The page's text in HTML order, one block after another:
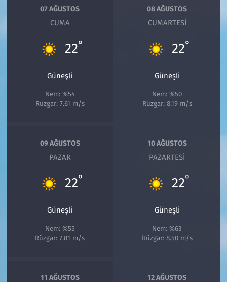
07 AĞUSTOS
CUMA
22°
Güneşli
Nem: %54
Rüzgar: 7.61 m/s
08 AĞUSTOS
CUMARTESI
22°
Güneşli
Nem: %50
Rüzgar: 8.19 m/s
09 AĞUSTOS
PAZAR
22°
Güneşli
Nem: %55
Rüzgar: 7.81 m/s
10 AĞUSTOS
PAZARTESI
22°
Güneşli
Nem: %63
Rüzgar: 8.50 m/s
11 AĞUSTOS 12 AĞUSTOS